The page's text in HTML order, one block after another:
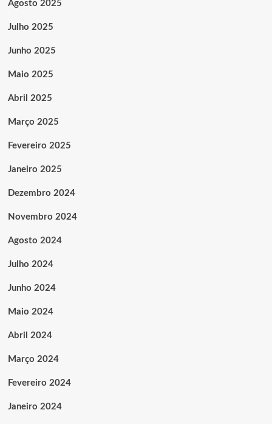
Agosto 2025
Julho 2025
Junho 2025
Maio 2025
Abril 2025
Março 2025
Fevereiro 2025
Janeiro 2025
Dezembro 2024
Novembro 2024
Agosto 2024
Julho 2024
Junho 2024
Maio 2024
Abril 2024
Março 2024
Fevereiro 2024
Janeiro 2024